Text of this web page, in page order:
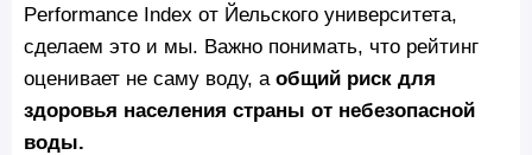
Performance Index от Йельского университета,
сделаем это и мы. Важно понимать, что рейтинг
оценивает не саму воду, а общий риск для
здоровья населения страны от небезопасной
воды.